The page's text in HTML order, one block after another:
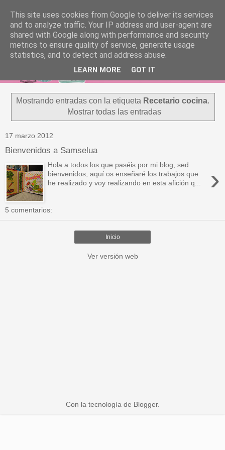
Mostrando entradas con la etiqueta Recetario cocina.
Mostrar todas las entradas
17 marzo 2012
Bienvenidos a Samselua
›
Hola a todos los que paséis por mi blog, sed
bienvenidos, aquí os enseñaré los trabajos que
he realizado y voy realizando en esta afición q...
5 comentarios:
Inicio
Ver versión web
Con la tecnología de Blogger.
This site uses cookies from Google to deliver its services
and to analyze traffic. Your IP address and user-agent are
shared with Google along with performance and security
metrics to ensure quality of service, generate usage
statistics, and to detect and address abuse.
LEARN MORE GOT IT